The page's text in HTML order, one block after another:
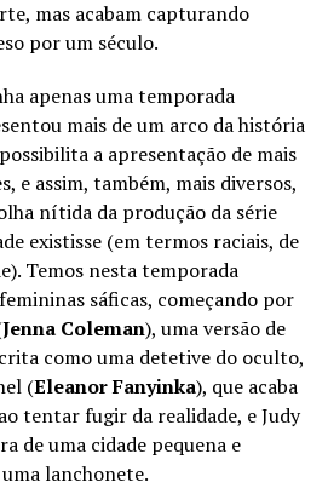
mas acabam capturando
por um século.
apenas uma temporada
mais de um arco da história
a apresentação de mais
e assim, também, mais diversos,
nítida da produção da série
existisse (em termos raciais, de
Temos nesta temporada
sáficas, começando por
Jenna Coleman), uma versão de
como uma detetive do oculto,
(Eleanor Fanyinka), que acaba
tentar fugir da realidade, e Judy
de uma cidade pequena e
lanchonete.